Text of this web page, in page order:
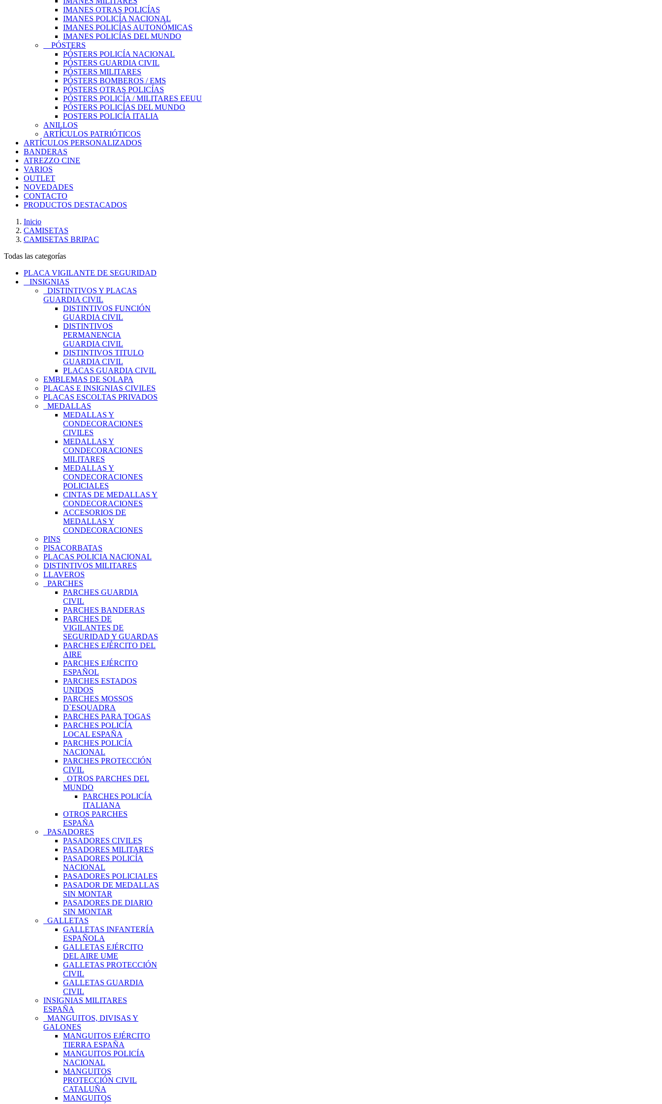
IMANES OTRAS POLICÍAS
IMANES POLICÍA NACIONAL
IMANES POLICÍAS AUTONÓMICAS
IMANES POLICÍAS DEL MUNDO
PÓSTERS
PÓSTERS POLICÍA NACIONAL
PÓSTERS GUARDIA CIVIL
PÓSTERS MILITARES
PÓSTERS BOMBEROS / EMS
PÓSTERS OTRAS POLICÍAS
PÓSTERS POLICÍA / MILITARES EEUU
PÓSTERS POLICÍAS DEL MUNDO
POSTERS POLICÍA ITALIA
ANILLOS
ARTÍCULOS PATRIÓTICOS
ARTÍCULOS PERSONALIZADOS
BANDERAS
ATREZZO CINE
VARIOS
OUTLET
NOVEDADES
CONTACTO
PRODUCTOS DESTACADOS
Inicio
CAMISETAS
CAMISETAS BRIPAC
Todas las categorías
PLACA VIGILANTE DE SEGURIDAD
INSIGNIAS
DISTINTIVOS Y PLACAS
GUARDIA CIVIL
DISTINTIVOS FUNCIÓN
GUARDIA CIVIL
DISTINTIVOS
PERMANENCIA
GUARDIA CIVIL
DISTINTIVOS TITULO
GUARDIA CIVIL
PLACAS GUARDIA CIVIL
EMBLEMAS DE SOLAPA
PLACAS E INSIGNIAS CIVILES
PLACAS ESCOLTAS PRIVADOS
MEDALLAS
MEDALLAS Y
CONDECORACIONES
CIVILES
MEDALLAS Y
CONDECORACIONES
MILITARES
MEDALLAS Y
CONDECORACIONES
POLICIALES
CINTAS DE MEDALLAS Y
CONDECORACIONES
ACCESORIOS DE
MEDALLAS Y
CONDECORACIONES
PINS
PISACORBATAS
PLACAS POLICIA NACIONAL
DISTINTIVOS MILITARES
LLAVEROS
PARCHES
PARCHES GUARDIA
CIVIL
PARCHES BANDERAS
PARCHES DE
VIGILANTES DE
SEGURIDAD Y GUARDAS
PARCHES EJÉRCITO DEL
AIRE
PARCHES EJÉRCITO
ESPAÑOL
PARCHES ESTADOS
UNIDOS
PARCHES MOSSOS
D`ESQUADRA
PARCHES PARA TOGAS
PARCHES POLICÍA
LOCAL ESPAÑA
PARCHES POLICÍA
NACIONAL
PARCHES PROTECCIÓN
CIVIL
OTROS PARCHES DEL
MUNDO
PARCHES POLICÍA
ITALIANA
OTROS PARCHES
ESPAÑA
PASADORES
PASADORES CIVILES
PASADORES MILITARES
PASADORES POLICÍA
NACIONAL
PASADORES POLICIALES
PASADOR DE MEDALLAS
SIN MONTAR
PASADORES DE DIARIO
SIN MONTAR
GALLETAS
GALLETAS INFANTERÍA
ESPAÑOLA
GALLETAS EJÉRCITO
DEL AIRE UME
GALLETAS PROTECCIÓN
CIVIL
GALLETAS GUARDIA
CIVIL
INSIGNIAS MILITARES
ESPAÑA
MANGUITOS, DIVISAS Y
GALONES
MANGUITOS EJÉRCITO
TIERRA ESPAÑA
MANGUITOS POLICÍA
NACIONAL
MANGUITOS
PROTECCIÓN CIVIL
CATALUÑA
MANGUITOS